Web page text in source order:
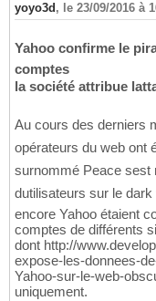
yoyo3d , le 23/09/2016 à
Yahoo confirme le
comptes
la société attribue
Au cours des derniers
opérateurs du web ont
surnommé Peace
dutilisateurs sur le
encore Yahoo étaient
comptes de différents
dont http://
expose-les-donnees-
Yahoo-sur-le-web-
uniquement.